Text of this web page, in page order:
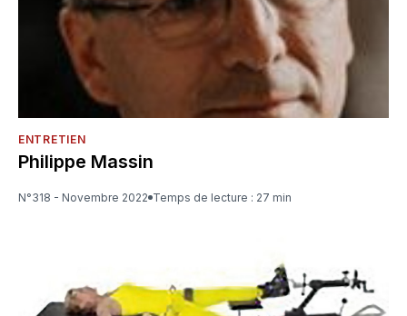
ENTRETIEN
Philippe Massin
N°318 - Novembre 2022 Temps de lecture : 27 min